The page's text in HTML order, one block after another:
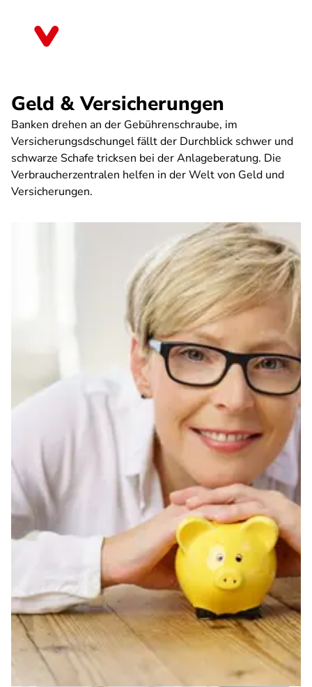
Geld & Versicherungen
Banken drehen an der Gebührenschraube, im
Versicherungsdschungel fällt der Durchblick schwer und
schwarze Schafe tricksen bei der Anlageberatung. Die
Verbraucherzentralen helfen in der Welt von Geld und
Versicherungen.